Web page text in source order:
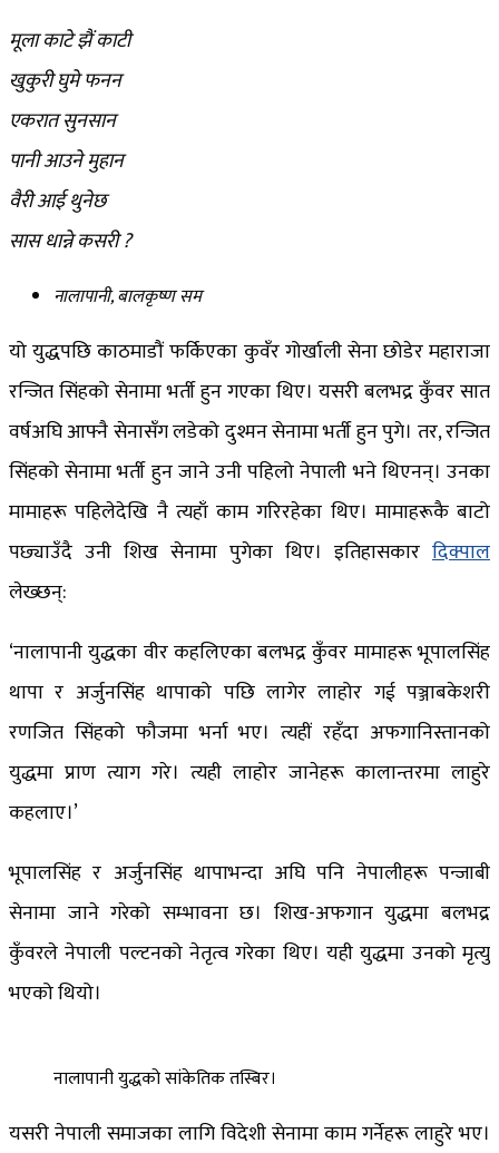
मूला काटे झैं काटी
खुकुरी घुमे फनन
एकरात सुनसान
पानी आउने मुहान
वैरी आई थुनेछ
सास धान्ने कसरी ?
नालापानी, बालकृष्ण सम
यो युद्धपछि काठमाडौं फर्किएका कुवँर गोर्खाली सेना छोडेर महाराजा
रन्जित सिंहको सेनामा भर्ती हुन गएका थिए। यसरी बलभद्र कुँवर सात
वर्षअघि आफ्नै सेनासँग लडेको दुश्मन सेनामा भर्ती हुन पुगे। तर, रन्जित
सिंहको सेनामा भर्ती हुन जाने उनी पहिलो नेपाली भने थिएनन्। उनका
मामाहरू पहिलेदेखि नै त्यहाँ काम गरिरहेका थिए। मामाहरूकै बाटो
पछ्याउँदै उनी शिख सेनामा पुगेका थिए। इतिहासकार दिक्पाल
लेख्छन्:
‘नालापानी युद्धका वीर कहलिएका बलभद्र कुँवर मामाहरू भूपालसिंह
थापा र अर्जुनसिंह थापाको पछि लागेर लाहोर गई पञ्जाबकेशरी
रणजित सिंहको फौजमा भर्ना भए। त्यहीं रहँदा अफगानिस्तानको
युद्धमा प्राण त्याग गरे। त्यही लाहोर जानेहरू कालान्तरमा लाहुरे
कहलाए।’
भूपालसिंह र अर्जुनसिंह थापाभन्दा अघि पनि नेपालीहरू पन्जाबी
सेनामा जाने गरेको सम्भावना छ। शिख-अफगान युद्धमा बलभद्र
कुँवरले नेपाली पल्टनको नेतृत्व गरेका थिए। यही युद्धमा उनको मृत्यु
भएको थियो।
नालापानी युद्धको सांकेतिक तस्बिर।
यसरी नेपाली समाजका लागि विदेशी सेनामा काम गर्नेहरू लाहुरे भए।